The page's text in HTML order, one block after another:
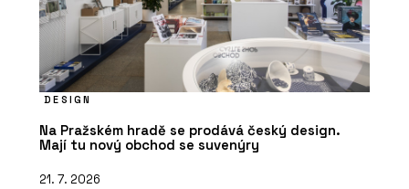
DESIGN
Na Pražském hradě se prodává český design.
Mají tu nový obchod se suvenýry
21. 7. 2026